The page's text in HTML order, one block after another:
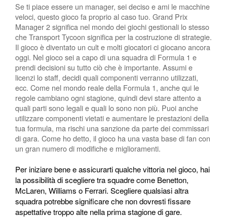
Se ti piace essere un manager, sei deciso e ami le macchine
veloci, questo gioco fa proprio al caso tuo. Grand Prix
Manager 2 significa nel mondo dei giochi gestionali lo stesso
che Transport Tycoon significa per la costruzione di strategie.
Il gioco è diventato un cult e molti giocatori ci giocano ancora
oggi. Nel gioco sei a capo di una squadra di Formula 1 e
prendi decisioni su tutto ciò che è importante. Assumi e
licenzi lo staff, decidi quali componenti verranno utilizzati,
ecc. Come nel mondo reale della Formula 1, anche qui le
regole cambiano ogni stagione, quindi devi stare attento a
quali parti sono legali e quali lo sono non più. Puoi anche
utilizzare componenti vietati e aumentare le prestazioni della
tua formula, ma rischi una sanzione da parte dei commissari
di gara. Come ho detto, il gioco ha una vasta base di fan con
un gran numero di modifiche e miglioramenti.
Per iniziare bene e assicurarti qualche vittoria nel gioco, hai
la possibilità di scegliere tra squadre come Benetton,
McLaren, Williams o Ferrari. Scegliere qualsiasi altra
squadra potrebbe significare che non dovresti fissare
aspettative troppo alte nella prima stagione di gare.